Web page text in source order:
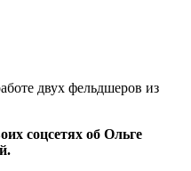
соцсетях об Ольге